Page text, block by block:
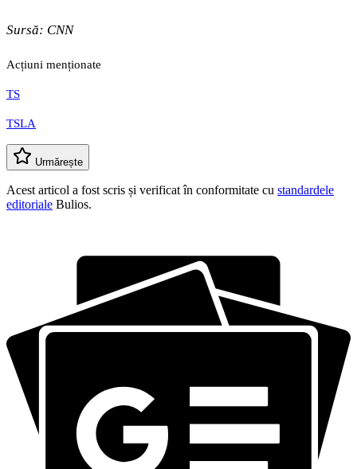
Sursă: CNN
Acțiuni menționate
TS
TSLA
Urmărește
Acest articol a fost scris și verificat în conformitate cu standardele
editoriale Bulios.